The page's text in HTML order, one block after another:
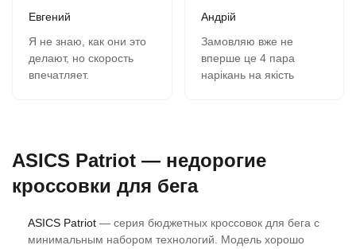
Евгений
Я не знаю, как они это
делают, но скорость
впечатляет.
К качеству никаких
полёт нормальный.
четвёртую пару.
Андрій
Замовляю вже не
вперше це 4 пара
нарікань на якість
отримав всім
рекомендую.
ASICS Patriot — недорогие
кроссовки для бега
ASICS Patriot — серия бюджетных кроссовок для бега с
минимальным набором технологий. Модель хорошо